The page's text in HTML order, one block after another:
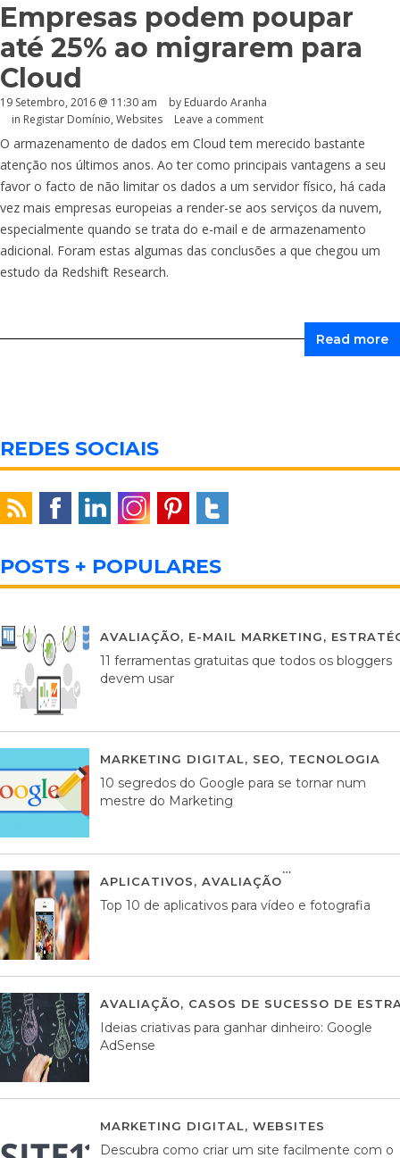
Empresas podem poupar
até 25% ao migrarem para
Cloud
19 Setembro, 2016 @ 11:30 am by Eduardo Aranha
in Registar Domínio, Websites Leave a comment
O armazenamento de dados em Cloud tem merecido bastante
atenção nos últimos anos. Ao ter como principais vantagens a seu
favor o facto de não limitar os dados a um servidor físico, há cada
vez mais empresas europeias a render-se aos serviços da nuvem,
especialmente quando se trata do e-mail e de armazenamento
adicional. Foram estas algumas das conclusões a que chegou um
estudo da Redshift Research.
Read more
REDES SOCIAIS
POSTS + POPULARES
AVALIAÇÃO, E-MAIL MARKETING,
11 ferramentas gratuitas que todos os bloggers
devem usar
MARKETING DIGITAL, SEO, TECNOLOGIA
10 segredos do Google para se tornar num
mestre do Marketing
APLICATIVOS, AVALIAÇÃO
Top 10 de aplicativos para vídeo e fotografia
AVALIAÇÃO, CASOS DE SUCESSO DE
Ideias criativas para ganhar dinheiro: Google
AdSense
MARKETING DIGITAL, WEBSITES
Descubra como criar um site facilmente com o